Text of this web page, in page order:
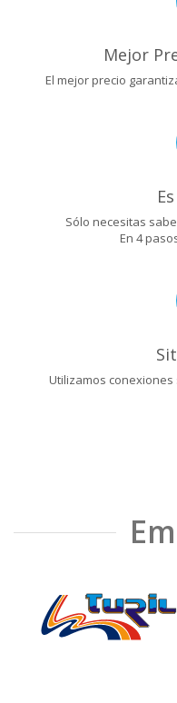
Mejor
El mejor precio
Sólo necesitas
En 4
Utilizamos
❮